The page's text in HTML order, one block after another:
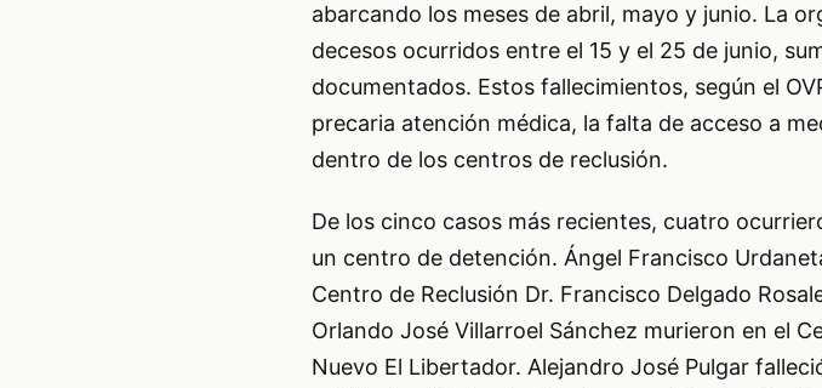
abarcando los meses de abril, mayo y junio. La
decesos ocurridos entre el 15 y el 25 de junio,
documentados. Estos fallecimientos, según el
precaria atención médica, la falta de acceso a
dentro de los centros de reclusión.
De los cinco casos más recientes, cuatro
un centro de detención. Ángel Francisco
Centro de Reclusión Dr. Francisco Delgado
Orlando José Villarroel Sánchez murieron en el
Nuevo El Libertador. Alejandro José Pulgar